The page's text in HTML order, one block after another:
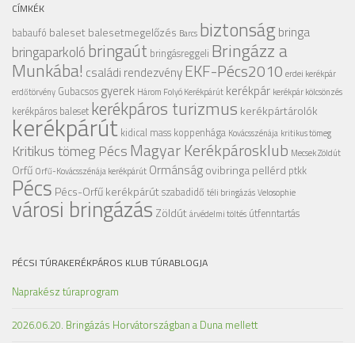
CÍMKÉK
babaufó balesetbalesetmegelőzés Barcs biztonságbringa
bringaparkolóbringaút bringásreggeli Bringázz a
Munkába! családi rendezvényEKF-Pécs2010 erdei kerékpár
erdőtörvény Gubacsos gyerek Három Folyó Kerékpárút kerékpár kerékpár kölcsönzés
kerékpáros baleset kerékpáros turizmus kerékpártárolók
kerékpárút kidical mass koppenhága Kovácsszénája kritikus tömeg
Kritikus tömeg PécsMagyar Kerékpárosklub Mecsek Zöldút
Orfű Orfű-Kovácsszénája kerékpárút Ormánságovibringapellérd ptkk
Pécs Pécs-Orfű kerékpárútszabadidő téli bringázásVelosophie
városi bringázás Zöldútárvédelmi töltés útfenntartás
PÉCSI TÚRAKERÉKPÁROS KLUB TÚRABLOGJA
Naprakész túraprogram
2026.06.20. Bringázás Horvátországban a Duna mellett